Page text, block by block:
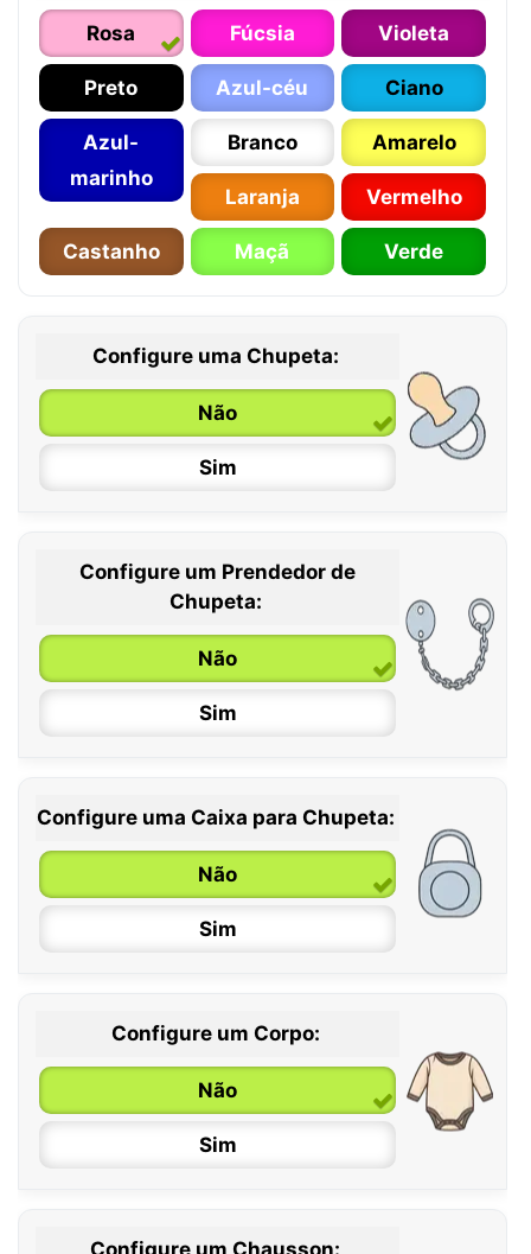
Rosa Fúcsia Violeta
Preto Azul-céu Ciano
Azul-
marinho
Branco Amarelo
Laranja Vermelho
Castanho Maçã Verde
Configure uma Chupeta:
Não
Sim
0 / 6 meses
6 / 36 meses
Configure um Prendedor de
Chupeta:
Não
Sim
Configure uma Caixa para Chupeta:
Não
Sim
Configure um Corpo:
Não
Sim
Configure um Chausson: